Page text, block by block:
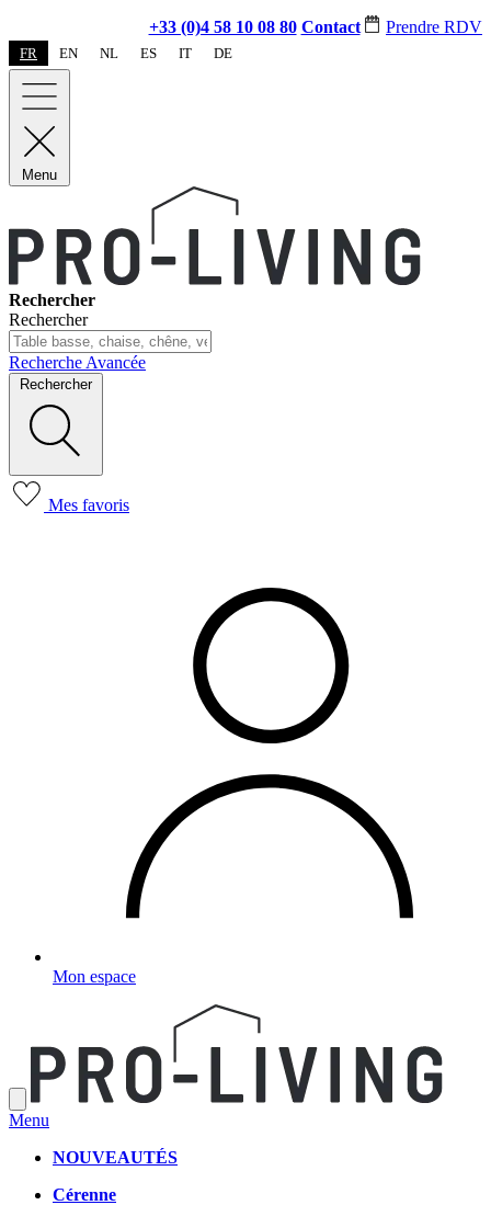
+33 (0)4 58 10 08 80 Contact Prendre RDV
FR EN NL ES IT DE
Menu
Rechercher
Rechercher
Recherche Avancée
Rechercher
Mes favoris
Mon espace
Menu
NOUVEAUTÉS
Cérenne